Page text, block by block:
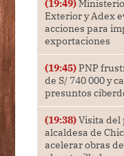
(19:49)
Exterior y Adex
acciones para
exportaciones
(19:45)PNP
de S/ 740 000 y
presuntos
(19:38)Visita del
alcaldesa de
acelerar obras